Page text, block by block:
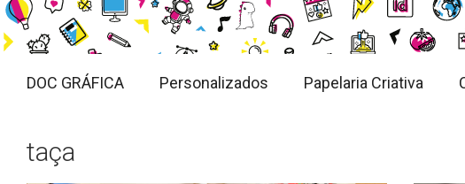
DOC GRÁFICA Personalizados Papelaria Criativa
taça